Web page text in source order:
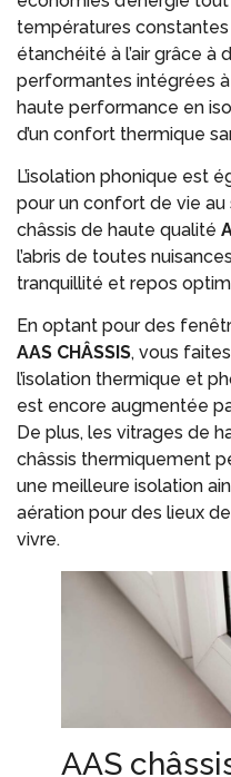
températures constantes
étanchéité à l’air grâce à
performantes intégrées
haute performance en
d’un confort thermique
L’isolation phonique est
pour un confort de vie
châssis de haute qualité
l’abris de toutes
tranquillité et repos
En optant pour des
AAS CHÂSSIS, vous
l’isolation thermique et
est encore augmentée
De plus, les vitrages de
châssis thermiquement
une meilleure isolation
aération pour des lieux
vivre.
AAS